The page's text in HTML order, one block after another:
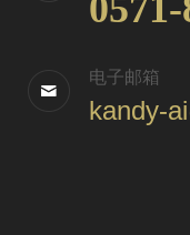
电子邮箱
kandy-